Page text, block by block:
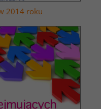
2014 roku